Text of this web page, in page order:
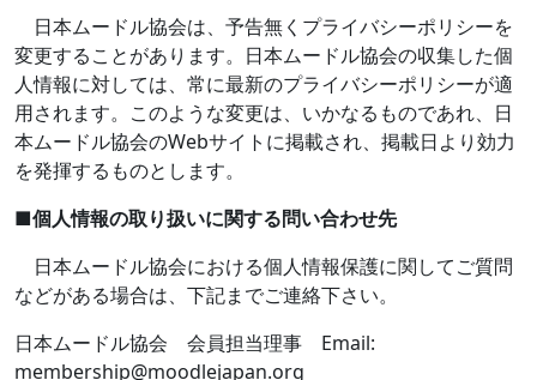
日本ムードル協会は、予告無くプライバシーポリシーを
変更することがあります。日本ムードル協会の収集した個
人情報に対しては、常に最新のプライバシーポリシーが適
用されます。このような変更は、いかなるものであれ、日
本ムードル協会のWebサイトに掲載され、掲載日より効力
を発揮するものとします。
■個人情報の取り扱いに関する問い合わせ先
日本ムードル協会における個人情報保護に関してご質問
などがある場合は、下記までご連絡下さい。
日本ムードル協会 会員担当理事 Email:
membership@moodlejapan.org